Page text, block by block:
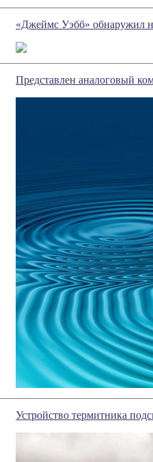
«Джеймс Уэбб» обнаружил
Представлен аналоговый
Устройство термитника